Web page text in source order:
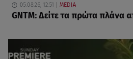
05.08.26, 12:51 MEDIA
GNTM: Δείτε τα πρώτα πλάνα